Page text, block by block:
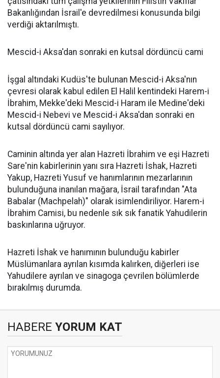
Bakanlığından İsrail'e devredilmesi konusunda bilgi
verdiği aktarılmıştı.
Mescid-i Aksa'dan sonraki en kutsal dördüncü cami
İşgal altındaki Kudüs'te bulunan Mescid-i Aksa'nın
çevresi olarak kabul edilen El Halil kentindeki Harem-i
İbrahim, Mekke'deki Mescid-i Haram ile Medine'deki
Mescid-i Nebevi ve Mescid-i Aksa'dan sonraki en
kutsal dördüncü cami sayılıyor.
Caminin altında yer alan Hazreti İbrahim ve eşi Hazreti
Sare'nin kabirlerinin yanı sıra Hazreti İshak, Hazreti
Yakup, Hazreti Yusuf ve hanımlarının mezarlarının
bulunduğuna inanılan mağara, İsrail tarafından "Ata
Babalar (Machpelah)" olarak isimlendiriliyor. Harem-i
İbrahim Camisi, bu nedenle sık sık fanatik Yahudilerin
baskınlarına uğruyor.
Hazreti İshak ve hanımının bulunduğu kabirler
Müslümanlara ayrılan kısımda kalırken, diğerleri ise
Yahudilere ayrılan ve sinagoga çevrilen bölümlerde
bırakılmış durumda.
HABERE YORUM KAT